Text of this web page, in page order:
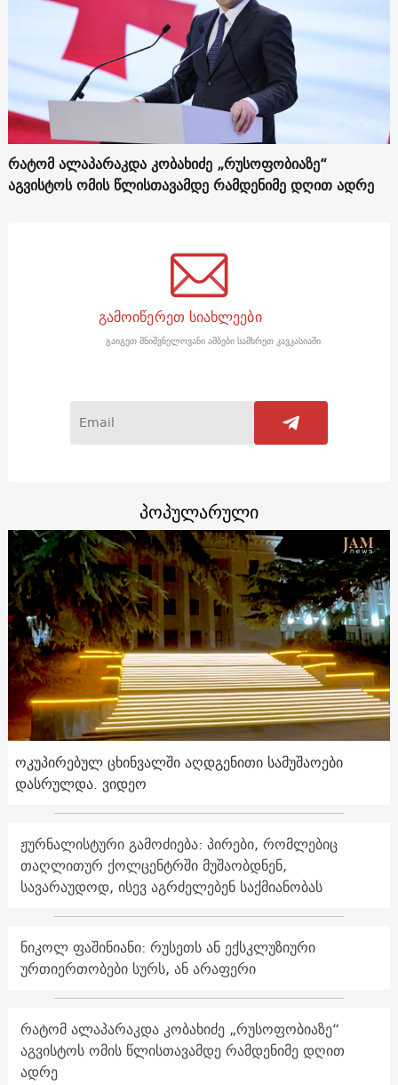
რატომ ალაპარაკდა კობახიძე „რუსოფობიაზე“
აგვისტოს ომის წლისთავამდე რამდენიმე დღით ადრე
გამოიწერეთ სიახლეები
გაიგეთ მნიშვნელოვანი ამბები სამხრეთ კავკასიაში
პოპულარული
ოკუპირებულ ცხინვალში აღდგენითი სამუშაოები
დასრულდა. ვიდეო
ჟურნალისტური გამოძიება: პირები, რომლებიც
თაღლითურ ქოლცენტრში მუშაობდნენ,
სავარაუდოდ, ისევ აგრძელებენ საქმიანობას
ნიკოლ ფაშინიანი: რუსეთს ან ექსკლუზიური
ურთიერთობები სურს, ან არაფერი
რატომ ალაპარაკდა კობახიძე „რუსოფობიაზე“
აგვისტოს ომის წლისთავამდე რამდენიმე დღით
ადრე